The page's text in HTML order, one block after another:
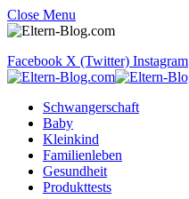
Close Menu
Facebook X (Twitter) Instagram
Schwangerschaft
Baby
Kleinkind
Familienleben
Gesundheit
Produkttests